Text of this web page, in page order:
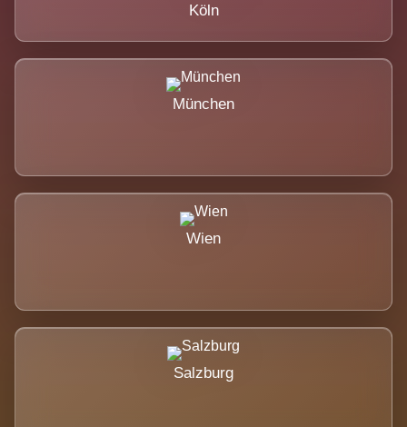
Köln
München
Wien
Salzburg